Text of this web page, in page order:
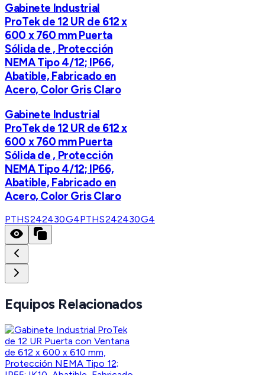
Gabinete Industrial
ProTek de 12 UR de 612 x
600 x 760 mm Puerta
Sólida de , Protección
NEMA Tipo 4/12; IP66,
Abatible, Fabricado en
Acero, Color Gris Claro
Gabinete Industrial
ProTek de 12 UR de 612 x
600 x 760 mm Puerta
Sólida de , Protección
NEMA Tipo 4/12; IP66,
Abatible, Fabricado en
Acero, Color Gris Claro
PTHS242430G4PTHS242430G4
Equipos Relacionados